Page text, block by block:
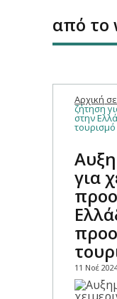
από το
Αρχική
ζήτηση
στην
τουρισμό
για
11 Νοέ